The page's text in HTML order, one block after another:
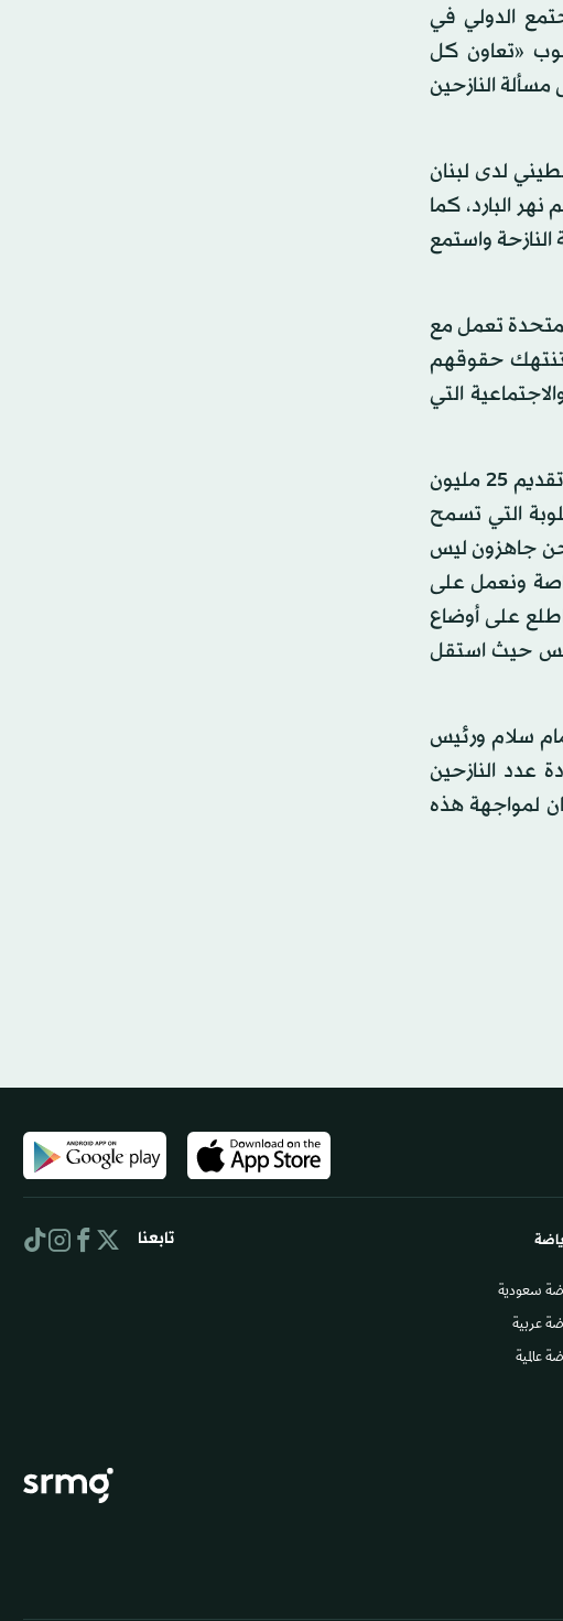
الدولي في
«تعاون كل
مسألة النازحين
لدى لبنان
البارد، كما
واستمع
تعمل مع
تنتهك حقوقهم
التي
من جهته، أعلن رئيس البنك الدولي جيم يونغ كيم، الذي كان مرافقا لأمين عام الأمم المتحدة في جولته، عن تقديم 25 مليون
التي تسمح
جاهزون ليس
ونعمل على
على أوضاع
حيث استقل
سلام ورئيس
عدد النازحين
لمواجهة هذه
سعودية
عربية
عالمية
تابعنا